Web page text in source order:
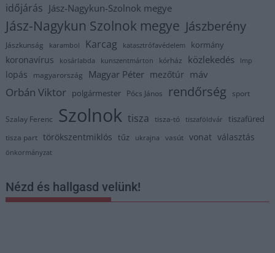
időjárás Jász-Nagykun-Szolnok megye
Jász-Nagykun Szolnok megye Jászberény
Jászkunság karambol Karcag katasztrófavédelem kormány
koronavírus kosárlabda kunszentmárton kórház közlekedés lmp
lopás magyarország Magyar Péter mezőtúr máv
Orbán Viktor polgármester Pócs János rendőrség sport
Szalay Ferenc Szolnok tisza tisza-tó tiszaföldvár tiszafüred
tisza part törökszentmiklós tűz ukrajna vasút vonat választás
önkormányzat
Nézd és hallgasd velünk!